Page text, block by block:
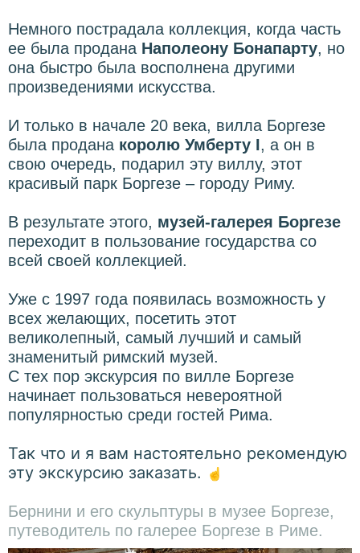
Немного пострадала коллекция, когда часть
ее была продана Наполеону Бонапарту, но
она быстро была восполнена другими
произведениями искусства.
И только в начале 20 века, вилла Боргезе
была продана королю Умберту I, а он в
свою очередь, подарил эту виллу, этот
красивый парк Боргезе – городу Риму.
В результате этого, музей-галерея Боргезе
переходит в пользование государства со
всей своей коллекцией.
Уже с 1997 года появилась возможность у
всех желающих, посетить этот
великолепный, самый лучший и самый
знаменитый римский музей.
С тех пор экскурсия по вилле Боргезе
начинает пользоваться невероятной
популярностью среди гостей Рима.
Так что и я вам настоятельно рекомендую
эту экскурсию заказать. ☝
Бернини и его скульптуры в музее Боргезе,
путеводитель по галерее Боргезе в Риме.